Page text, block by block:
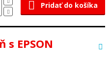
Pridať do košíka
EPSON